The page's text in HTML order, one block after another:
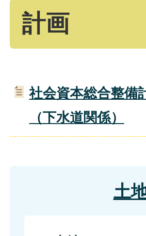
計画
社会資本総合整備
（下水道関係）
土